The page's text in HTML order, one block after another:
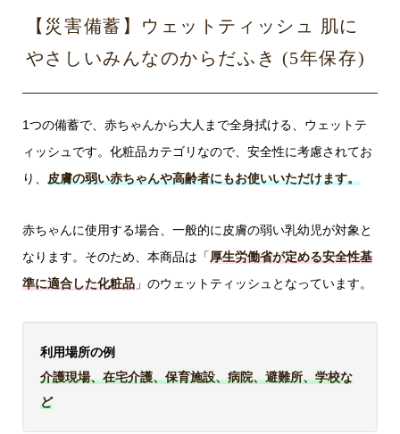
【災害備蓄】ウェットティッシュ 肌に
やさしいみんなのからだふき (5年保存)
1つの備蓄で、赤ちゃんから大人まで全身拭ける、ウェットテ
ィッシュです。化粧品カテゴリなので、安全性に考慮されてお
り、 皮膚の弱い赤ちゃんや高齢者にもお使いいただけます。
赤ちゃんに使用する場合、一般的に皮膚の弱い乳幼児が対象と
なります。そのため、本商品は「厚生労働省が定める安全性基
準に適合した化粧品」のウェットティッシュとなっています。
利用場所の例
介護現場、在宅介護、保育施設、病院、避難所、学校な
ど